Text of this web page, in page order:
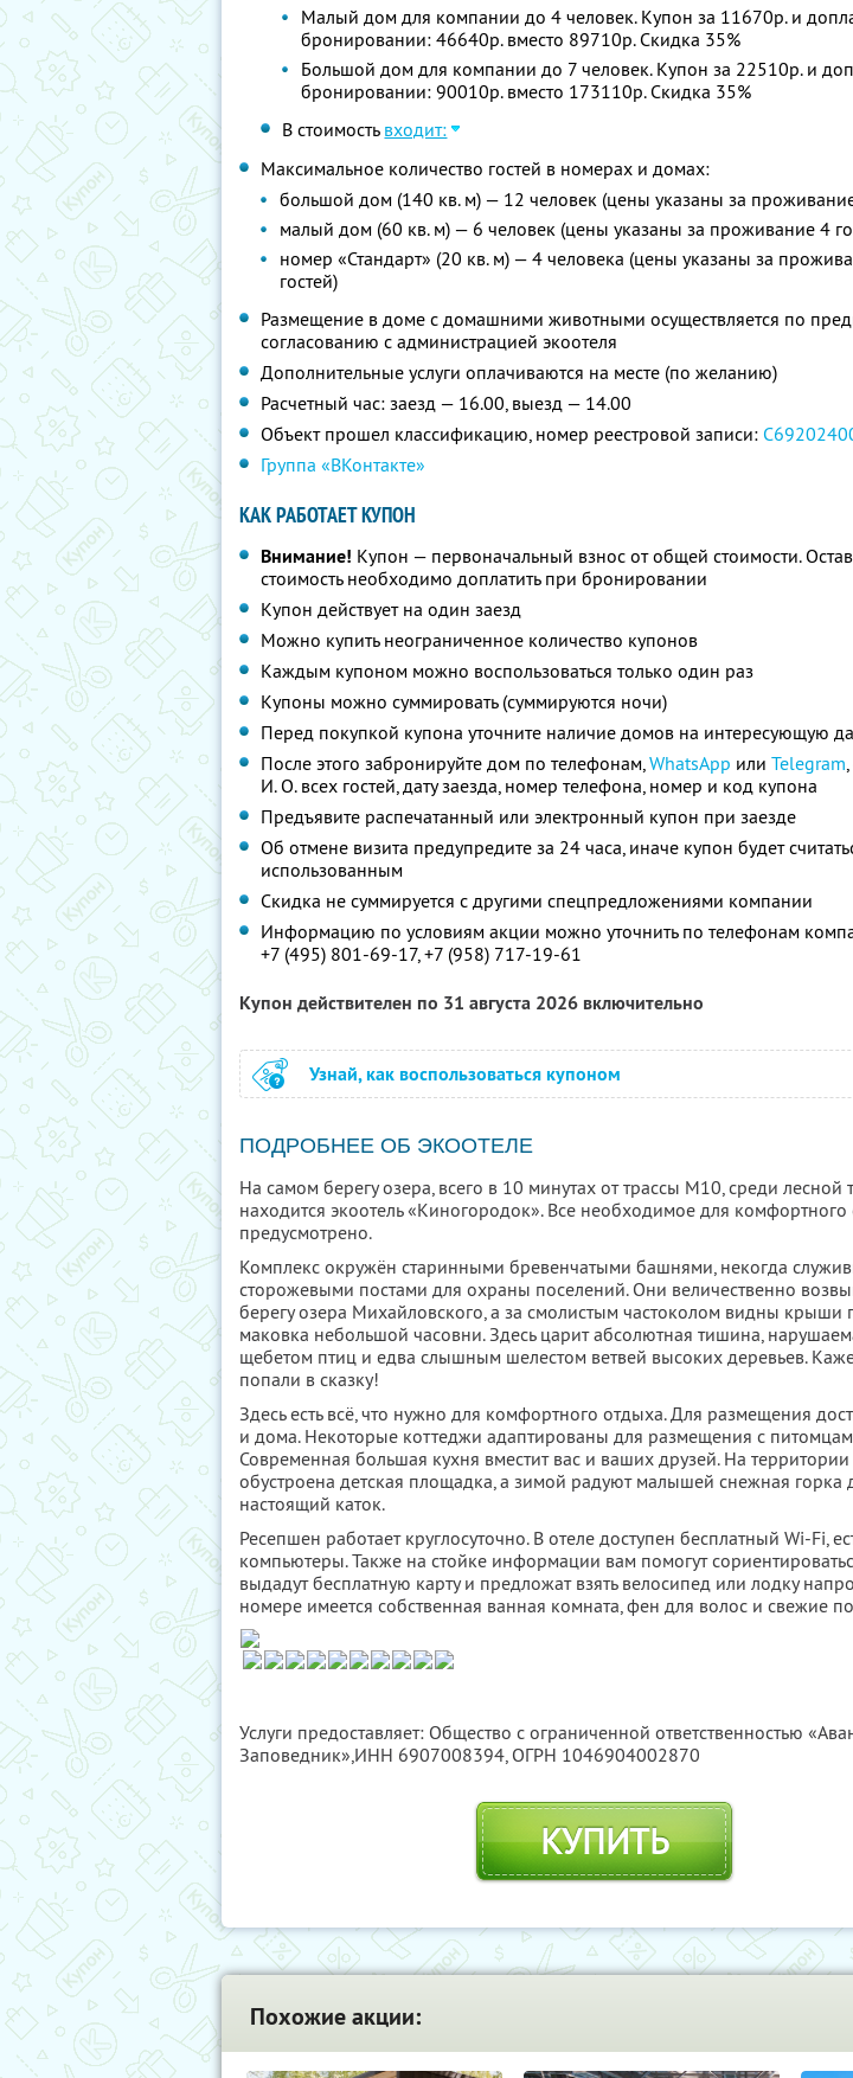
Малый дом для компании до 4 человек. Купон за 11670р. и
бронировании: 46640р. вместо 89710р. Скидка 35%
Большой дом для компании до 7 человек. Купон за 22510р. и
бронировании: 90010р. вместо 173110р. Скидка 35%
В стоимость входит:
Максимальное количество гостей в номерах и домах:
большой дом (140 кв. м) — 12 человек (цены указаны за
малый дом (60 кв. м) — 6 человек (цены указаны за проживание 4
номер «Стандарт» (20 кв. м) — 4 человека (цены указаны за
гостей)
Размещение в доме с домашними животными осуществляется по
согласованию с администрацией экоотеля
Дополнительные услуги оплачиваются на месте (по желанию)
Расчетный час: заезд — 16.00, выезд — 14.00
Объект прошел классификацию, номер реестровой записи:
Группа «ВКонтакте»
КАК РАБОТАЕТ КУПОН
Внимание! Купон — первоначальный взнос от общей стоимости.
стоимость необходимо доплатить при бронировании
Купон действует на один заезд
Можно купить неограниченное количество купонов
Каждым купоном можно воспользоваться только один раз
Купоны можно суммировать (суммируются ночи)
Перед покупкой купона уточните наличие домов на интересующую
После этого забронируйте дом по телефонам,WhatsApp или Telegram
И. О. всех гостей, дату заезда, номер телефона, номер и код купона
Предъявите распечатанный или электронный купон при заезде
Об отмене визита предупредите за 24 часа, иначе купон будет
использованным
Скидка не суммируется с другими спецпредложениями компании
Информацию по условиям акции можно уточнить по телефонам
+7 (495) 801-69-17, +7 (958) 717-19-61
Купон действителен по 31 августа 2026 включительно
Узнай, как воспользоваться купоном
ПОДРОБНЕЕ ОБ ЭКООТЕЛЕ
На самом берегу озера, всего в 10 минутах от трассы М10, среди лесной
находится экоотель «Киногородок». Все необходимое для
предусмотрено.
Комплекс окружён старинными бревенчатыми башнями, некогда
сторожевыми постами для охраны поселений. Они величественно
берегу озера Михайловского, а за смолистым частоколом видны крыши
маковка небольшой часовни. Здесь царит абсолютная тишина,
щебетом птиц и едва слышным шелестом ветвей высоких деревьев.
попали в сказку!
Здесь есть всё, что нужно для комфортного отдыха. Для размещения
и дома. Некоторые коттеджи адаптированы для размещения с
Современная большая кухня вместит вас и ваших друзей. На
обустроена детская площадка, а зимой радуют малышей снежная горка
настоящий каток.
Ресепшен работает круглосуточно. В отеле доступен бесплатный Wi-Fi,
компьютеры. Также на стойке информации вам помогут
выдадут бесплатную карту и предложат взять велосипед или лодку
номере имеется собственная ванная комната, фен для волос и свежие
Услуги предоставляет: Общество с ограниченной ответственностью
Заповедник»,ИНН 6907008394, ОГРН 1046904002870
КУПИТЬ
Похожие акции: